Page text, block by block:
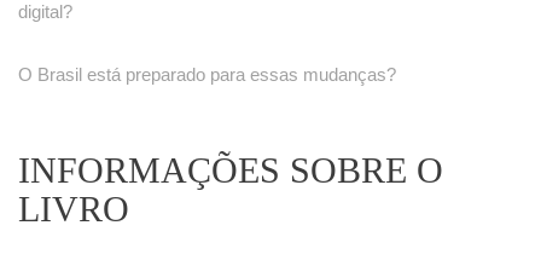
digital?
O Brasil está preparado para essas mudanças?
INFORMAÇÕES SOBRE O
LIVRO